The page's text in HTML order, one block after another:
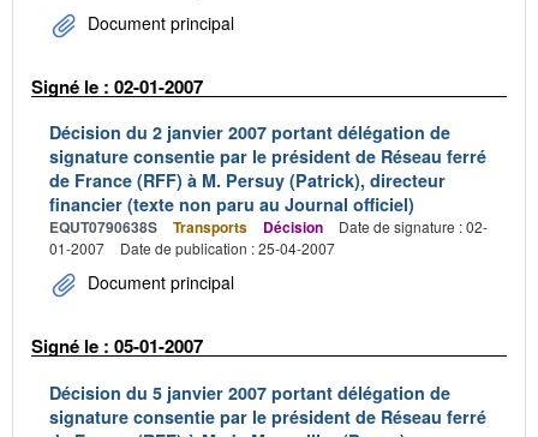
Document principal
Signé le : 02-01-2007
Décision du 2 janvier 2007 portant délégation de
signature consentie par le président de Réseau ferré
de France (RFF) à M. Persuy (Patrick), directeur
financier (texte non paru au Journal officiel)
EQUT0790638S Transports Décision
Date de signature : 02-
01-2007
Date de publication : 25-04-2007
Document principal
Signé le : 05-01-2007
Décision du 5 janvier 2007 portant délégation de
signature consentie par le président de Réseau ferré